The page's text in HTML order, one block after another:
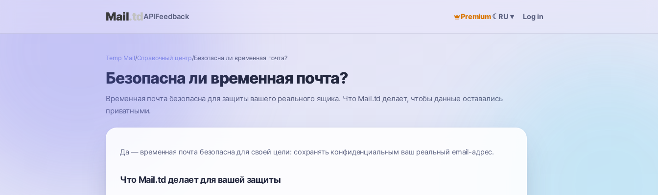
Mail.tdAPIFeedback Premium☾ RU ▾ Log in
Temp Mail/Справочный центр/Безопасна ли временная почта?
Безопасна ли временная почта?
Временная почта безопасна для защиты вашего реального ящика. Что Mail.td делает, чтобы данные оставались
приватными.
Да — временная почта безопасна для своей цели: сохранять конфиденциальным ваш реальный email-адрес.
Что Mail.td делает для вашей защиты